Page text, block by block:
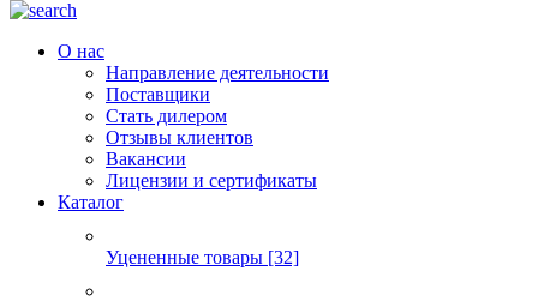
О нас
Направление деятельности
Поставщики
Стать дилером
Отзывы клиентов
Вакансии
Лицензии и сертификаты
Каталог
Уцененные товары [32]